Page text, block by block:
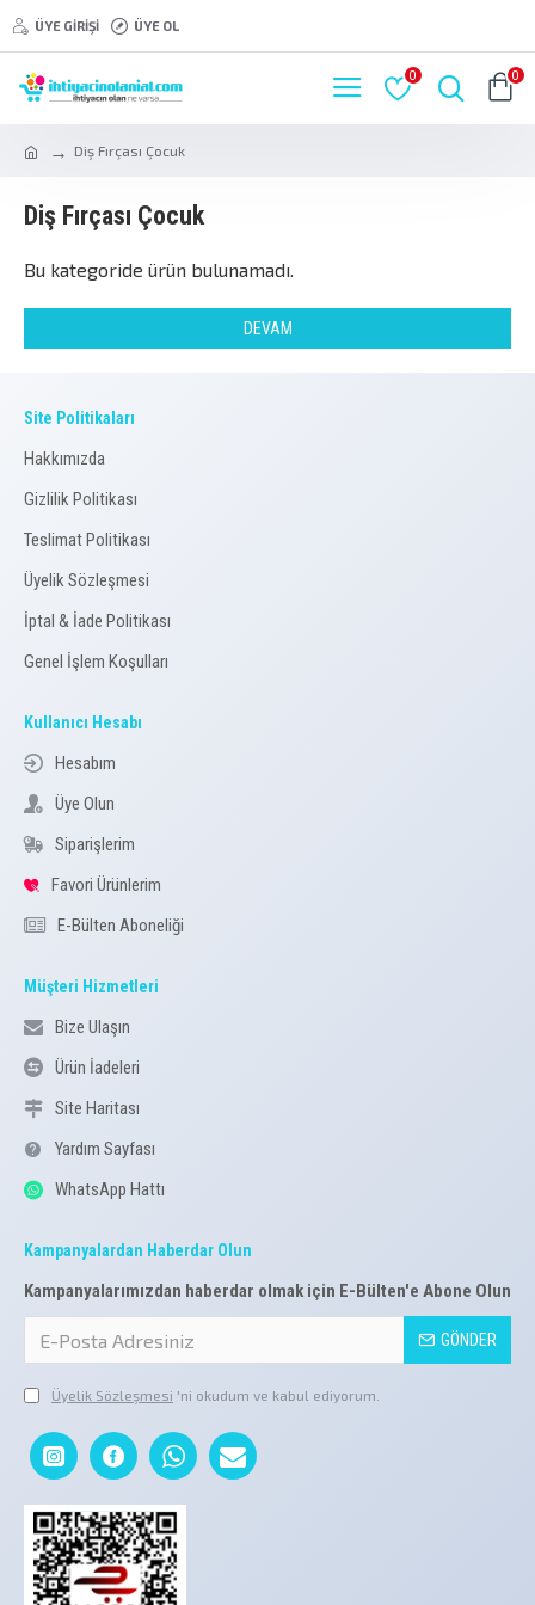
ÜYE GIRIŞI ÜYE OL
0 0
Diş Fırçası Çocuk
Diş Fırçası Çocuk
Bu kategoride ürün bulunamadı.
DEVAM
Site Politikaları
Hakkımızda
Gizlilik Politikası
Teslimat Politikası
Üyelik Sözleşmesi
İptal & İade Politikası
Genel İşlem Koşulları
Kullanıcı Hesabı
Hesabım
Üye Olun
Siparişlerim
Favori Ürünlerim
E-Bülten Aboneliği
Müşteri Hizmetleri
Bize Ulaşın
Ürün İadeleri
Site Haritası
Yardım Sayfası
WhatsApp Hattı
Kampanyalardan Haberdar Olun
Kampanyalarımızdan haberdar olmak için E-Bülten'e Abone Olun
GÖNDER
Üyelik Sözleşmesi 'ni okudum ve kabul ediyorum.